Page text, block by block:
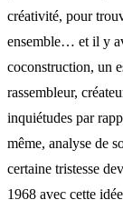
créativité, pour
ensemble… et il y
coconstruction, un
rassembleur,
inquiétudes par
même, analyse de
certaine tristesse
1968 avec cette